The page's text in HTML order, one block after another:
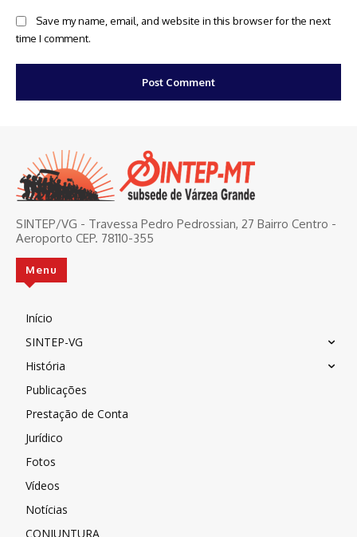
Save my name, email, and website in this browser for the next
time I comment.
SINTEP/VG - Travessa Pedro Pedrossian, 27 Bairro Centro -
Aeroporto CEP. 78110-355
Menu
Início
SINTEP-VG
História
Publicações
Prestação de Conta
Jurídico
Fotos
Vídeos
Notícias
CONJUNTURA